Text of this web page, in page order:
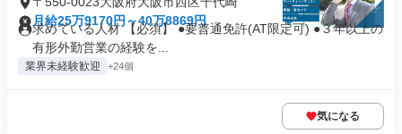
月給25万9170円～40万8869円
求めている人材 【必須】 ●要普通免許(AT限定可) ●３年以上の
有形外勤営業の経験を...
業界未経験歓迎 +24個
気になる